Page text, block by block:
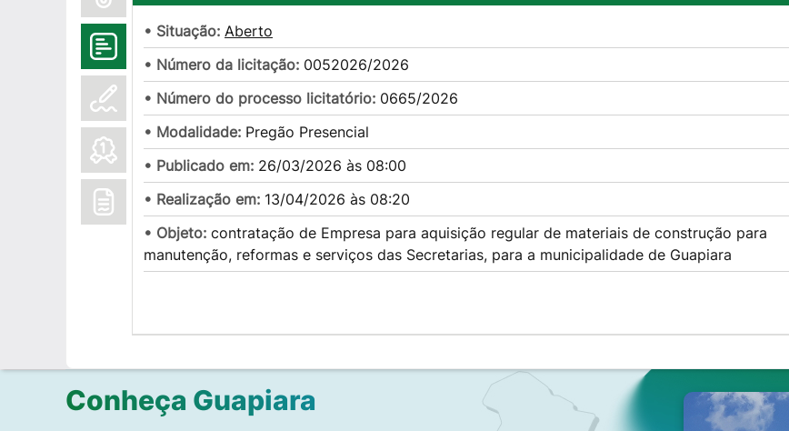
• Situação: Aberto
• Número da licitação: 0052026/2026
• Número do processo licitatório: 0665/2026
• Modalidade: Pregão Presencial
• Publicado em: 26/03/2026 às 08:00
• Realização em: 13/04/2026 às 08:20
• Objeto: contratação de Empresa para aquisição regular de materiais de construção para
manutenção, reformas e serviços das Secretarias, para a municipalidade de Guapiara
Conheça Guapiara